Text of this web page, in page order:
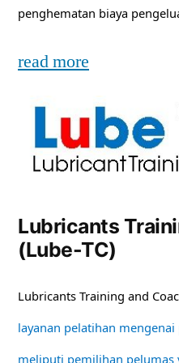
penghematan biaya
read more
Lubricants
(Lube-TC)
Lubricants Training and
layanan pelatihan
meliputi pemilihan pelumas